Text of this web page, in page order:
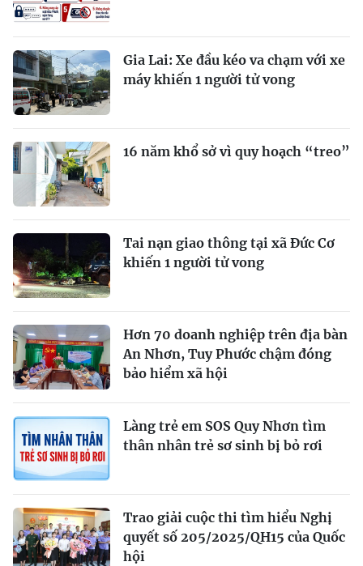
Gia Lai: Xe đầu kéo va chạm với xe
máy khiến 1 người tử vong
16 năm khổ sở vì quy hoạch “treo”
Tai nạn giao thông tại xã Đức Cơ
khiến 1 người tử vong
Hơn 70 doanh nghiệp trên địa bàn
An Nhơn, Tuy Phước chậm đóng
bảo hiểm xã hội
Làng trẻ em SOS Quy Nhơn tìm
thân nhân trẻ sơ sinh bị bỏ rơi
Trao giải cuộc thi tìm hiểu Nghị
quyết số 205/2025/QH15 của Quốc
hội